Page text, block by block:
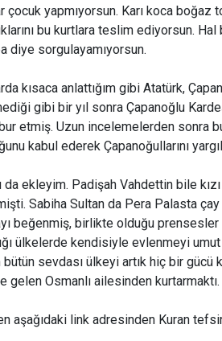
çocuk yapmıyorsun. Karı koca boğaz
bu kurtlara teslim ediyorsun.
diye sorgulayamıyorsun.
kısaca anlattığım gibi Atatürk,
gibi bir yıl sonra Çapanoğlu
etmiş. Uzun incelemelerden sonra
kabul ederek Çapanoğullarını
da ekleyim. Padişah Vahdettin bile
Sabiha Sultan da Pera Palasta çay
beğenmiş, birlikte olduğu
ülkelerde kendisiyle evlenmeyi
bütün sevdası ülkeyi artık hiç bir
gelen Osmanlı ailesinden kurtarmaktı.
aşağıdaki link adresinden Kuran